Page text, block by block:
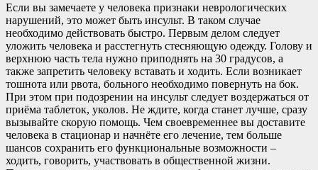
Если вы замечаете у человека признаки неврологических
нарушений, это может быть инсульт. В таком случае
необходимо действовать быстро. Первым делом следует
уложить человека и расстегнуть стесняющую одежду. Голову и
верхнюю часть тела нужно приподнять на 30 градусов, а
также запретить человеку вставать и ходить. Если возникает
тошнота или рвота, больного необходимо повернуть на бок.
При этом при подозрении на инсульт следует воздержаться от
приёма таблеток, уколов. Не ждите, когда станет лучше, сразу
вызывайте скорую помощь. Чем своевременнее вы доставите
человека в стационар и начнёте его лечение, тем больше
шансов сохранить его функциональные возможности –
ходить, говорить, участвовать в общественной жизни.